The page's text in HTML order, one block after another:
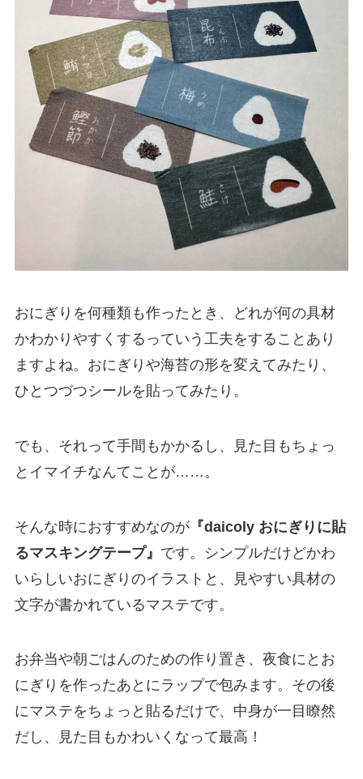
おにぎりを何種類も作ったとき、どれが何の具材
かわかりやすくするっていう工夫をすることあり
ますよね。おにぎりや海苔の形を変えてみたり、
ひとつづつシールを貼ってみたり。
でも、それって手間もかかるし、見た目もちょっ
とイマイチなんてことが……。
そんな時におすすめなのが『daicoly おにぎりに貼
るマスキングテープ』 です。シンプルだけどかわ
いらしいおにぎりのイラストと、見やすい具材の
文字が書かれているマステです。
お弁当や朝ごはんのための作り置き、夜食にとお
にぎりを作ったあとにラップで包みます。その後
にマステをちょっと貼るだけで、中身が一目瞭然
だし、見た目もかわいくなって最高！